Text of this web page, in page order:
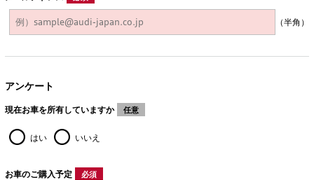
（半角）
アンケート
現在お車を所有していますか 任意
はい いいえ
お車のご購入予定 必須